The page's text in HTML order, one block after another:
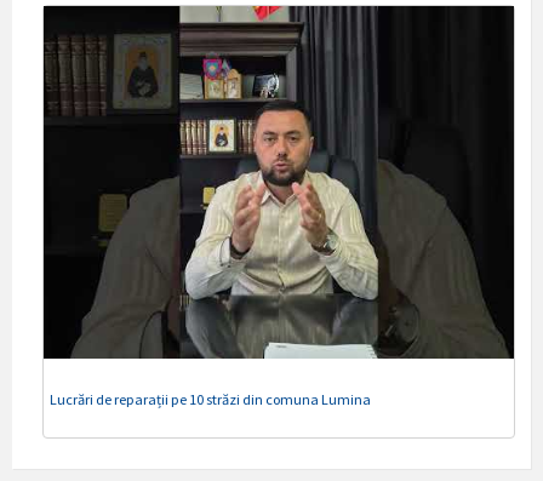
Lucrări de reparații pe 10 străzi din comuna Lumina